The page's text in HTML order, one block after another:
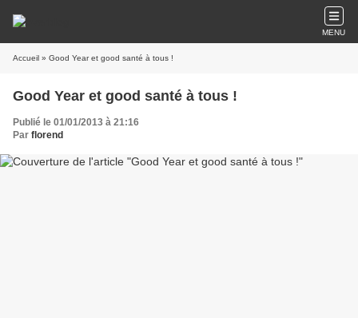
MENU
Accueil » Good Year et good santé à tous !
Good Year et good santé à tous !
Publié le 01/01/2013 à 21:16
Par florend